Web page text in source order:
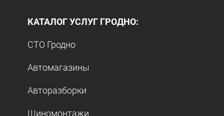
КАТАЛОГ УСЛУГ ГРОДНО:
СТО Гродно
Автомагазины
Авторазборки
Шиномонтажи